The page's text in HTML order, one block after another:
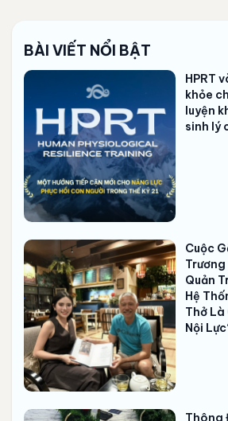
BÀI VIẾT NỔI BẬT
HPRT
khỏe
luyện
sinh lý
Cuộc
Quản
Hệ
Thở Là
Nội
Thông